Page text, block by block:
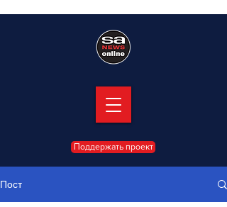
Поддержать проект
Пост